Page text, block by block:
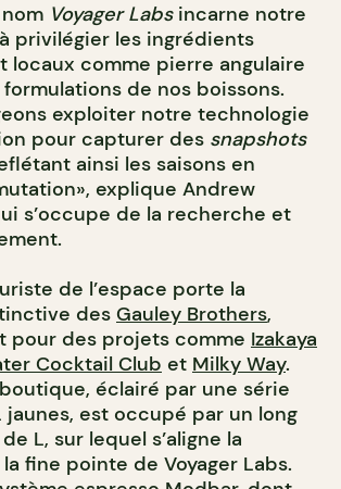
Voyager Labsincarne notre
privilégier les ingrédients
locaux comme pierre angulaire
de nos boissons.
exploiter notre technologie
pour capturer des snapshots
ainsi les saisons en
explique Andrew
s’occupe de la recherche et
de l’espace porte la
des Gauley Brothers,
pour des projets comme Izakaya
Cocktail Club et Milky Way.
boutique, éclairé par une série
jaunes, est occupé par un long
L, sur lequel s’aligne la
fine pointe de Voyager Labs.